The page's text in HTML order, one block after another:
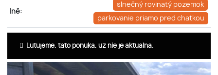
Iné:
slnečný rovinatý pozemok
parkovanie priamo pred chatkou
Ľutujeme, táto ponuka, už nie je aktuálna.